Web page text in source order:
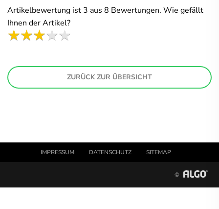
Artikelbewertung ist 3 aus 8 Bewertungen. Wie gefällt
Ihnen der Artikel?
ZURÜCK ZUR ÜBERSICHT
IMPRESSUM DATENSCHUTZ SITEMAP
©